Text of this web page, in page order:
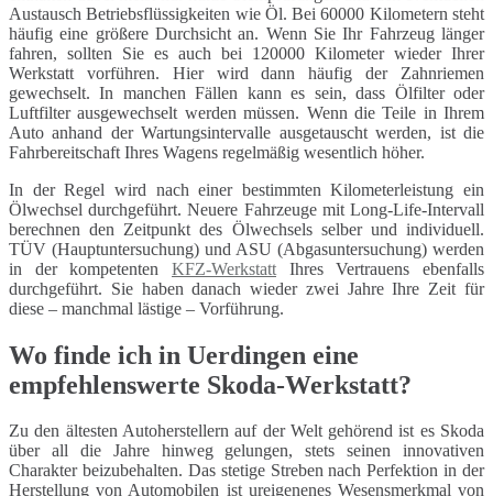
Austausch Betriebsflüssigkeiten wie Öl. Bei 60000 Kilometern steht
häufig eine größere Durchsicht an. Wenn Sie Ihr Fahrzeug länger
fahren, sollten Sie es auch bei 120000 Kilometer wieder Ihrer
Werkstatt vorführen. Hier wird dann häufig der Zahnriemen
gewechselt. In manchen Fällen kann es sein, dass Ölfilter oder
Luftfilter ausgewechselt werden müssen. Wenn die Teile in Ihrem
Auto anhand der Wartungsintervalle ausgetauscht werden, ist die
Fahrbereitschaft Ihres Wagens regelmäßig wesentlich höher.
In der Regel wird nach einer bestimmten Kilometerleistung ein
Ölwechsel durchgeführt. Neuere Fahrzeuge mit Long-Life-Intervall
berechnen den Zeitpunkt des Ölwechsels selber und individuell.
TÜV (Hauptuntersuchung) und ASU (Abgasuntersuchung) werden
in der kompetenten KFZ-Werkstatt Ihres Vertrauens ebenfalls
durchgeführt. Sie haben danach wieder zwei Jahre Ihre Zeit für
diese – manchmal lästige – Vorführung.
Wo finde ich in Uerdingen eine
empfehlenswerte Skoda-Werkstatt?
Zu den ältesten Autoherstellern auf der Welt gehörend ist es Skoda
über all die Jahre hinweg gelungen, stets seinen innovativen
Charakter beizubehalten. Das stetige Streben nach Perfektion in der
Herstellung von Automobilen ist ureigenenes Wesensmerkmal von